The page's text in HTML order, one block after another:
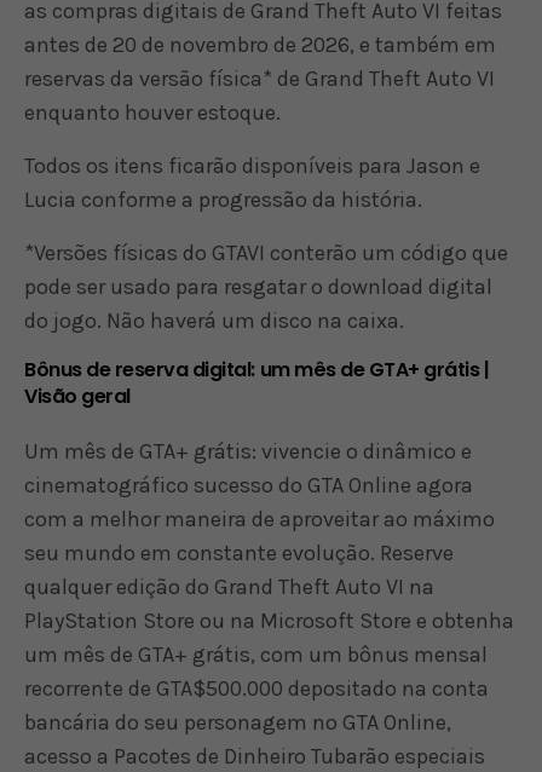
as compras digitais de Grand Theft Auto VI feitas
antes de 20 de novembro de 2026, e também em
reservas da versão física* de Grand Theft Auto VI
enquanto houver estoque.
Todos os itens ficarão disponíveis para Jason e
Lucia conforme a progressão da história.
*Versões físicas do GTAVI conterão um código que
pode ser usado para resgatar o download digital
do jogo. Não haverá um disco na caixa.
Bônus de reserva digital: um mês de GTA+ grátis |
Visão geral
Um mês de GTA+ grátis: vivencie o dinâmico e
cinematográfico sucesso do GTA Online agora
com a melhor maneira de aproveitar ao máximo
seu mundo em constante evolução. Reserve
qualquer edição do Grand Theft Auto VI na
PlayStation Store ou na Microsoft Store e obtenha
um mês de GTA+ grátis, com um bônus mensal
recorrente de GTA$500.000 depositado na conta
bancária do seu personagem no GTA Online,
acesso a Pacotes de Dinheiro Tubarão especiais